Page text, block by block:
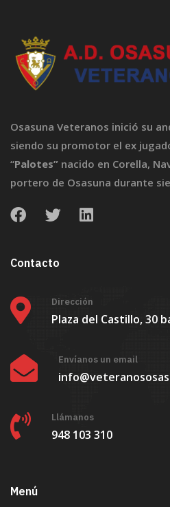
Osasuna Veteranos inició su
siendo su promotor el ex
“Palotes” nacido en Corella,
portero de Osasuna durante
Contacto
Dirección
Plaza del Castillo, 30
Envíanos un email
Llámanos
948 103 310
Menú